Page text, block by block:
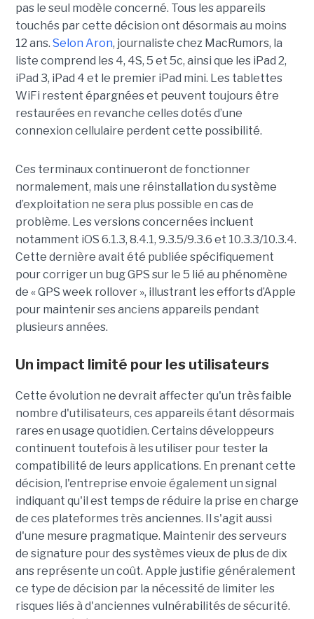
pas le seul modèle concerné. Tous les appareils
touchés par cette décision ont désormais au moins
12 ans. Selon Aron, journaliste chez MacRumors, la
liste comprend les 4, 4S, 5 et 5c, ainsi que les iPad 2,
iPad 3, iPad 4 et le premier iPad mini. Les tablettes
WiFi restent épargnées et peuvent toujours être
restaurées en revanche celles dotés d’une
connexion cellulaire perdent cette possibilité.
Ces terminaux continueront de fonctionner
normalement, mais une réinstallation du système
d’exploitation ne sera plus possible en cas de
problème. Les versions concernées incluent
notamment iOS 6.1.3, 8.4.1, 9.3.5/9.3.6 et 10.3.3/10.3.4.
Cette dernière avait été publiée spécifiquement
pour corriger un bug GPS sur le 5 lié au phénomène
de « GPS week rollover », illustrant les efforts d’Apple
pour maintenir ses anciens appareils pendant
plusieurs années.
Un impact limité pour les utilisateurs
Cette évolution ne devrait affecter qu'un très faible
nombre d'utilisateurs, ces appareils étant désormais
rares en usage quotidien. Certains développeurs
continuent toutefois à les utiliser pour tester la
compatibilité de leurs applications. En prenant cette
décision, l'entreprise envoie également un signal
indiquant qu'il est temps de réduire la prise en charge
de ces plateformes très anciennes. Il s'agit aussi
d'une mesure pragmatique. Maintenir des serveurs
de signature pour des systèmes vieux de plus de dix
ans représente un coût. Apple justifie généralement
ce type de décision par la nécessité de limiter les
risques liés à d'anciennes vulnérabilités de sécurité.